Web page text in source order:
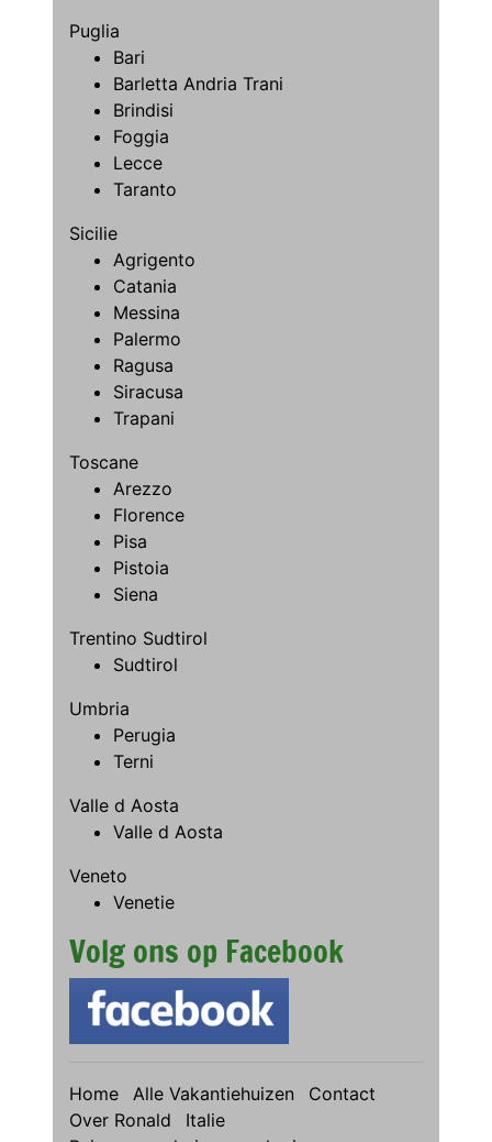
Puglia
Bari
Barletta Andria Trani
Brindisi
Foggia
Lecce
Taranto
Sicilie
Agrigento
Catania
Messina
Palermo
Ragusa
Siracusa
Trapani
Toscane
Arezzo
Florence
Pisa
Pistoia
Siena
Trentino Sudtirol
Sudtirol
Umbria
Perugia
Terni
Valle d Aosta
Valle d Aosta
Veneto
Venetie
Volg ons op Facebook
Home Alle Vakantiehuizen
Contact
Over Ronald
Italie